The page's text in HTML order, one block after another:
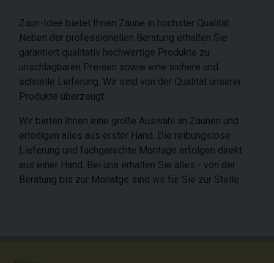
Zaun-Idee bietet Ihnen Zäune in höchster Qualität.
Neben der professionellen Beratung erhalten Sie
garantiert qualitativ hochwertige Produkte zu
unschlagbaren Preisen sowie eine sichere und
schnelle Lieferung. Wir sind von der Qualität unserer
Produkte überzeugt.
Wir bieten Ihnen eine große Auswahl an Zäunen und
erledigen alles aus erster Hand. Die reibungslose
Lieferung und fachgerechte Montage erfolgen direkt
aus einer Hand. Bei uns erhalten Sie alles - von der
Beratung bis zur Monatge sind wir für Sie zur Stelle.